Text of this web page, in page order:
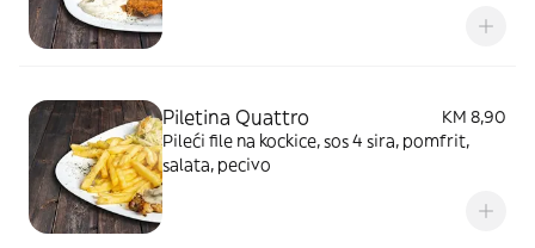
Piletina Quattro
KM 8,90
Pileći file na kockice, sos 4 sira, pomfrit,
salata, pecivo